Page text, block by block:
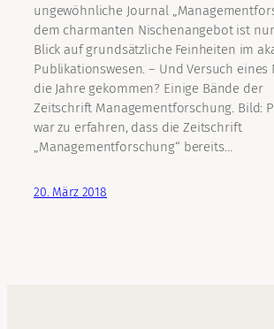
ungewöhnliche Journal
dem charmanten Nischenangebot ist
Blick auf grundsätzliche Feinheiten im
Publikationswesen. – Und Versuch eines
die Jahre gekommen? Einige Bände der
Zeitschrift Managementforschung. Bild:
war zu erfahren, dass die Zeitschrift
„Managementforschung“ bereits…
20. März 2018